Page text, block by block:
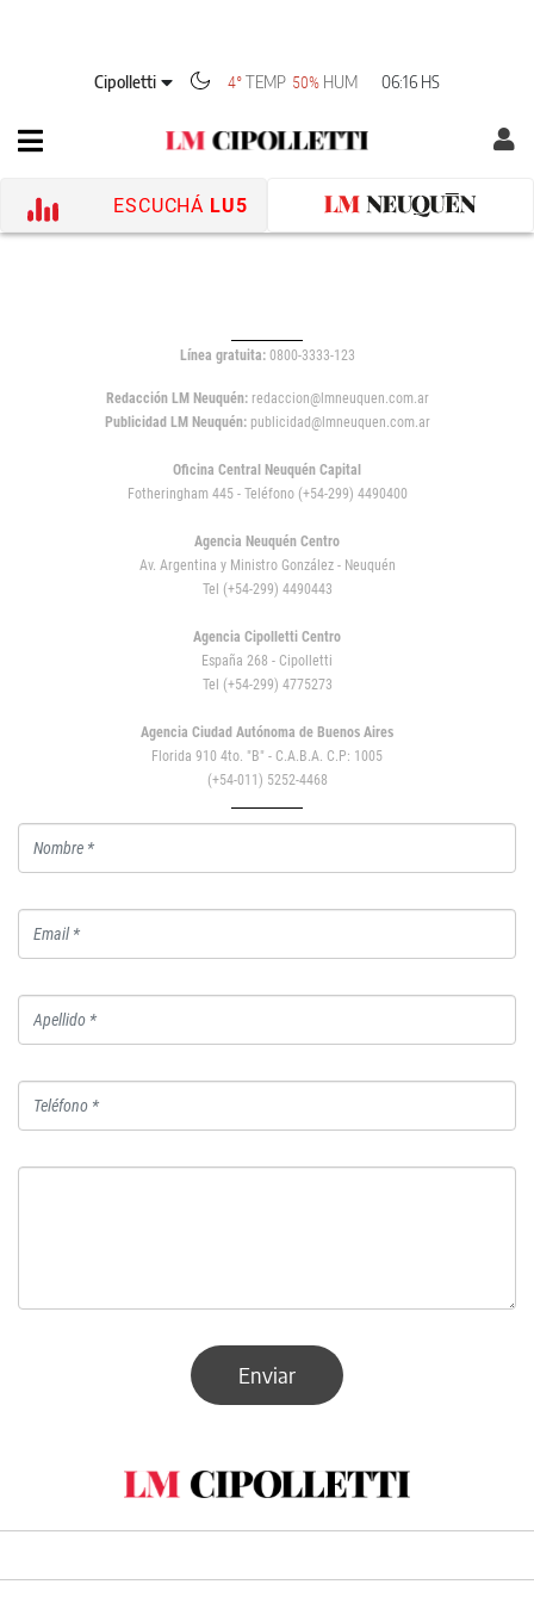
Cipolletti 4° TEMP 50% HUM 06:16 HS
ESCUCHÁ LU5
Línea gratuita:0800-3333-123
Redacción LM Neuquén: redaccion@lmneuquen.com.ar
Publicidad LM Neuquén: publicidad@lmneuquen.com.ar
Oficina Central Neuquén Capital
Fotheringham 445 - Teléfono (+54-299) 4490400
Agencia Neuquén Centro
Av. Argentina y Ministro González - Neuquén
Tel (+54-299) 4490443
Agencia Cipolletti Centro
España 268 - Cipolletti
Tel (+54-299) 4775273
Agencia Ciudad Autónoma de Buenos Aires
Florida 910 4to. "B" - C.A.B.A. C.P: 1005
(+54-011) 5252-4468